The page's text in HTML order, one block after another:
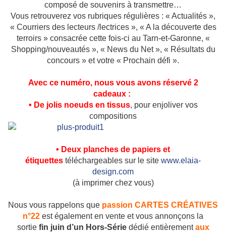
composé de souvenirs à transmettre…
Vous retrouverez vos rubriques régulières : « Actualités »,
« Courriers des lecteurs /lectrices », « A la découverte des
terroirs » consacrée cette fois-ci au Tarn-et-Garonne, «
Shopping/nouveautés », « News du Net », « Résultats du
concours » et votre « Prochain défi ».
Avec ce numéro, nous vous avons réservé 2
cadeaux :
• De jolis noeuds en tissus, pour enjoliver vos
compositions
• Deux planches de papiers et
étiquettes téléchargeables sur le site www.elaia-
design.com
(à imprimer chez vous)
Nous vous rappelons que passion CARTES CRÉATIVES
n°22 est également en vente et vous annonçons la
sortie fin juin d’un Hors-Sériedédié entièrementaux